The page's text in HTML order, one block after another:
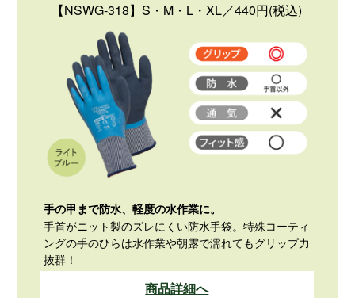
【NSWG-318】S・M・L・XL／440円(税込)
手の甲まで防水、軽度の水作業に。
手首がニット製のズレにくい防水手袋。特殊コーティ
ングの手のひらは水作業や朝露で濡れてもグリップ力
抜群！
商品詳細へ